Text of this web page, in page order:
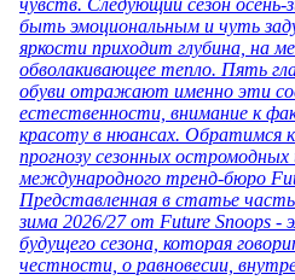
чувств. Следующий сезон
быть эмоциональным и чуть
яркости приходит глубина, на
обволакивающее тепло. Пять
обуви отражают именно эти
естественности, внимание к
красоту в нюансах. Обратимся
прогнозу сезонных
международного тренд-бюро
Представленная в статье
зима 2026/27 от Future Snoops -
будущего сезона, которая
честности, о равновесии,